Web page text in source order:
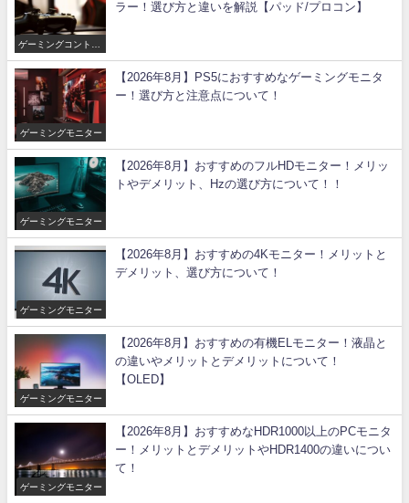
ゲーミングコントロ
ーラー
ラー！選び方と違いを解説【パッド/プロコン】
ゲーミングモニター
【2026年8月】PS5におすすめなゲーミングモニタ
ー！選び方と注意点について！
ゲーミングモニター
【2026年8月】おすすめのフルHDモニター！メリッ
トやデメリット、Hzの選び方について！！
ゲーミングモニター
【2026年8月】おすすめの4Kモニター！メリットと
デメリット、選び方について！
ゲーミングモニター
【2026年8月】おすすめの有機ELモニター！液晶と
の違いやメリットとデメリットについて！
【OLED】
ゲーミングモニター
【2026年8月】おすすめなHDR1000以上のPCモニタ
ー！メリットとデメリットやHDR1400の違いについ
て！